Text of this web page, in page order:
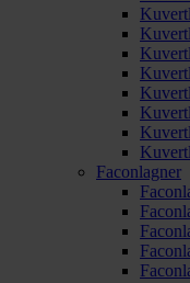
Faconlagner